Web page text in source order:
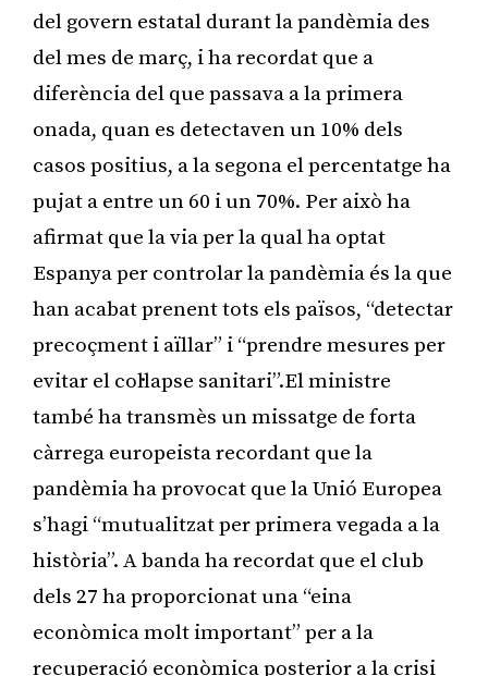
del govern estatal durant la pandèmia des
del mes de març, i ha recordat que a
diferència del que passava a la primera
onada, quan es detectaven un 10% dels
casos positius, a la segona el percentatge ha
pujat a entre un 60 i un 70%. Per això ha
afirmat que la via per la qual ha optat
Espanya per controlar la pandèmia és la que
han acabat prenent tots els països, “detectar
precoçment i aïllar” i “prendre mesures per
evitar el col·lapse sanitari”.El ministre
també ha transmès un missatge de forta
càrrega europeista recordant que la
pandèmia ha provocat que la Unió Europea
s’hagi “mutualitzat per primera vegada a la
història”. A banda ha recordat que el club
dels 27 ha proporcionat una “eina
econòmica molt important” per a la
recuperació econòmica posterior a la crisi